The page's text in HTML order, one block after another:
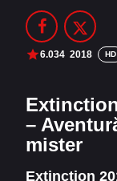
Filme Online
Filme Online
DMCA
6.034 2018 HD
–
mister
Extinction